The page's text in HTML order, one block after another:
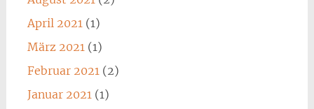
April 2021(1)
März 2021(1)
Februar 2021(2)
Januar 2021(1)